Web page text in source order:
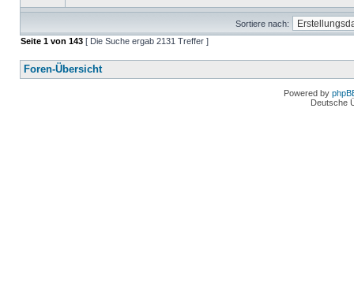
Sortiere nach:
Seite 1 von 143 [ Die Suche ergab 2131 Treffer ]
Foren-Übersicht
Powered by
Deutsche